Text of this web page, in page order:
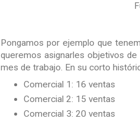
Pongamos por ejemplo que
queremos asignarles objetivos
mes de trabajo. En su corto
Comercial 1: 16 ventas
Comercial 2: 15 ventas
Comercial 3: 20 ventas